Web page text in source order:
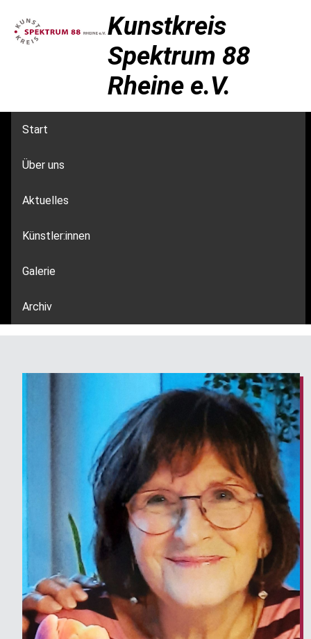
Kunstkreis
Spektrum 88
Rheine e.V.
Start
Über uns
Aktuelles
Künstler:innen
Galerie
Archiv